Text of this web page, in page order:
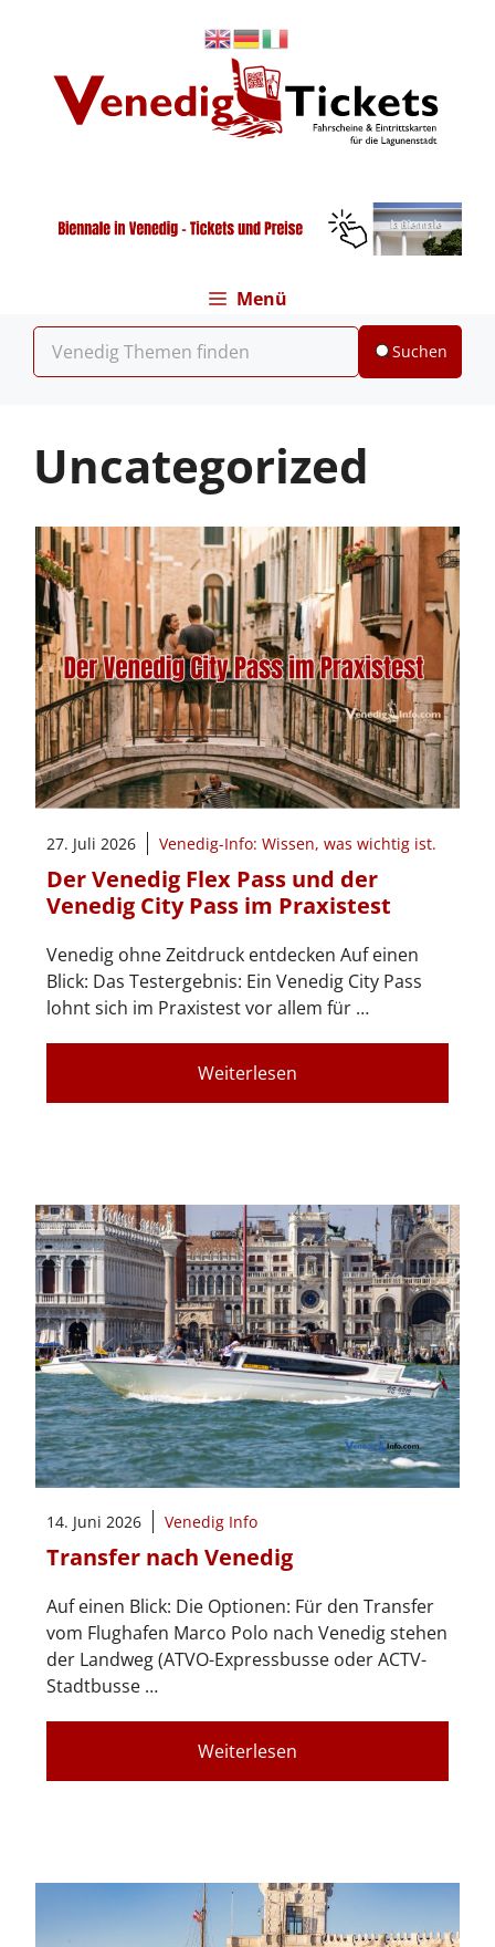
Menü
Suchen
Uncategorized
27. Juli 2026 Venedig-Info: Wissen, was wichtig ist.
Der Venedig Flex Pass und der
Venedig City Pass im Praxistest
Venedig ohne Zeitdruck entdecken Auf einen
Blick: Das Testergebnis: Ein Venedig City Pass
lohnt sich im Praxistest vor allem für …
Weiterlesen
14. Juni 2026 Venedig Info
Transfer nach Venedig
Auf einen Blick: Die Optionen: Für den Transfer
vom Flughafen Marco Polo nach Venedig stehen
der Landweg (ATVO-Expressbusse oder ACTV-
Stadtbusse …
Weiterlesen